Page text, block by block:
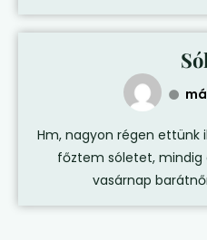
Hm, nagyon régen ettünk
főztem sóletet,
vasárnap